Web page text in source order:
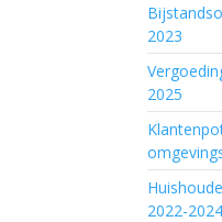
2023
2025
2022-2024